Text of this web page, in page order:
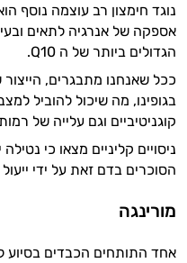
נוגד חימצון רב עוצמה נוסף
אספקה של אנרגיה לתאים
הגדולים ביותר של ה Q10.
ככל שאנחנו מתבגרים,
בגופינו, מה שיכול להוביל
קוגניטיביים וגם עלייה של
הסוכרים בדם זאת על ידי
מורינגה
אחד התותחים הכבדים בסיוע
המטרה שלי היא
אישיות מבוססות
זה הזמן להתחיל.